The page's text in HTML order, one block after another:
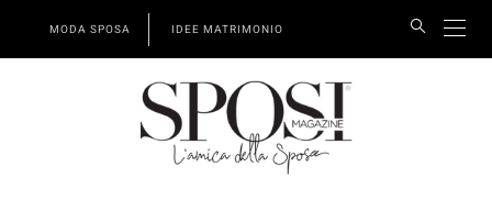
MODA SPOSA IDEE MATRIMONIO